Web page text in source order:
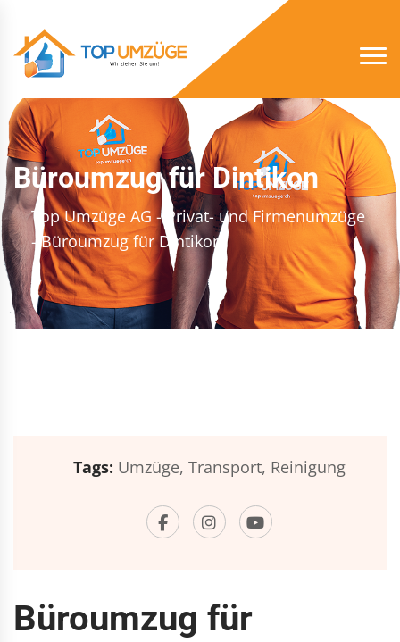
Büroumzug für Dintikon
Top Umzüge AG - Privat- und Firmenumzüge
- Büroumzug für Dintikon
Tags: Umzüge, Transport, Reinigung
Büroumzug für